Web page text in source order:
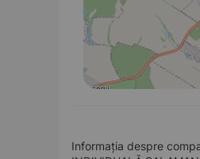
Informația despre